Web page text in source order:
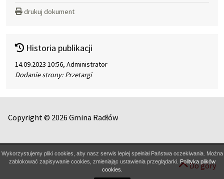
drukuj dokument
Historia publikacji
14.09.2023 10:56, Administrator
Dodanie strony: Przetargi
Copyright © 2026 Gmina Radłów
Do góry
Wykorzystujemy pliki cookies, aby nasz serwis lepiej spełniał Państwa oczekiwania. Można
zablokować zapisywanie cookies, zmieniając ustawienia przeglądarki. Polityka plików
cookies.